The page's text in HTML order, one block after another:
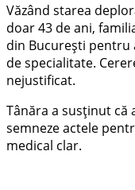
Văzând starea
doar 43 de ani,
din București pentru
de specialitate.
nejustificat.
Tânăra a susținut că
semneze actele
medical clar.